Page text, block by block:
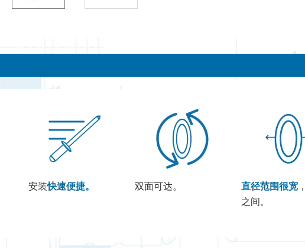
安装快速便捷。 双面可达。 直径范围很宽
之间。